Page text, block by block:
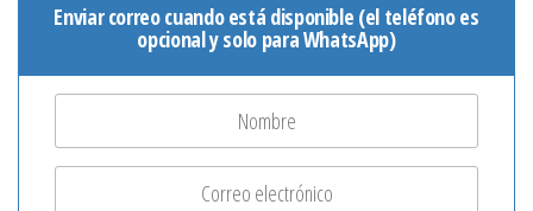
Enviar correo cuando está disponible (el teléfono es
opcional y solo para WhatsApp)